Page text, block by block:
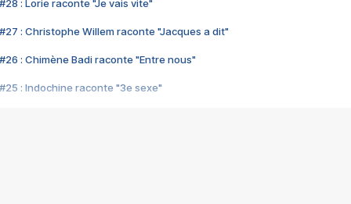
#28 : Lorie raconte "Je vais vite"
#27 : Christophe Willem raconte "Jacques a dit"
#26 : Chimène Badi raconte "Entre nous"
#25 : Indochine raconte "3e sexe"